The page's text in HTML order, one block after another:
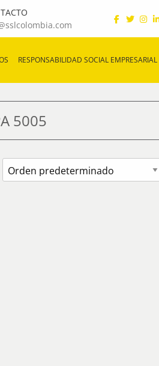
RESPONSABILIDAD SOCIAL EMPRESARIAL
5005